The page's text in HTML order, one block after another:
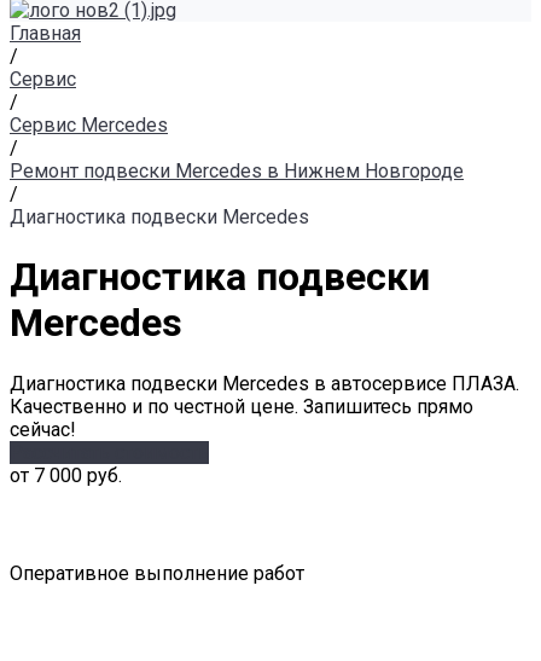
Главная
/
Сервис
/
Сервис Mercedes
/
Ремонт подвески Mercedes в Нижнем Новгороде
/
Диагностика подвески Mercedes
Диагностика подвески
Mercedes
Диагностика подвески Mercedes в автосервисе ПЛАЗА.
Качественно и по честной цене. Запишитесь прямо
сейчас!
от 7 000 руб.
Оперативное выполнение работ